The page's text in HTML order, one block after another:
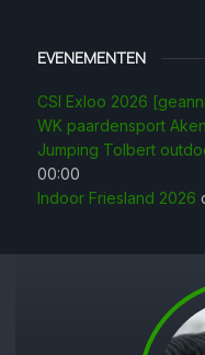
EVENEMENTEN
CSI Exloo 2026
WK paardensport
Jumping Tolbert
00:00
Indoor Friesland 2026